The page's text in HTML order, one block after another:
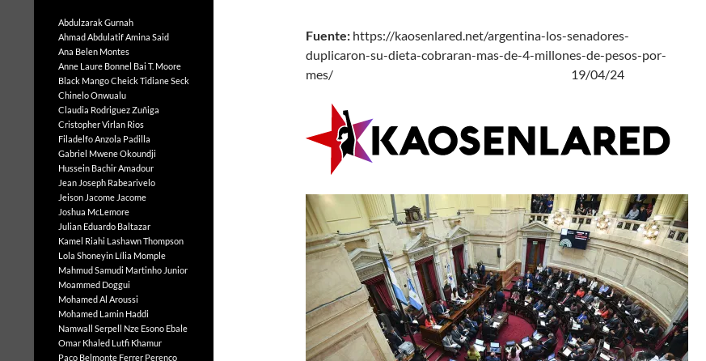
Fuente: https://kaosenlared.net/argentina-los-senadores-
duplicaron-su-dieta-cobraran-mas-de-4-millones-de-pesos-por-
mes/ 19/04/24
Abdulzarak Gurnah
Ahmad AbdulatifAmina Said
Ana Belen Montes
Anne Laure Bonnel Bai T. Moore
Black MangoCheick Tidiane Seck
Chinelo Onwualu
Claudia Rodriguez Zuñiga
Cristopher Virlan Rios
Filadelfo Anzola Padilla
Gabriel Mwene Okoundji
Hussein Bachir Amadour
Jean Joseph Rabearivelo
Jeison Jacome Jacome
Joshua McLemore
Julian Eduardo Baltazar
Kamel Riahi Lashawn Thompson
Lola Shoneyin Lília Momple
Mahmud Samudi Martinho Junior
Moammed Doggui
Mohamed Al Aroussi
Mohamed Lamin Haddi
Namwall Serpell Nze Esono Ebale
Omar Khaled Lutfi Khamur
Paco Belmonte Ferrer Perenco